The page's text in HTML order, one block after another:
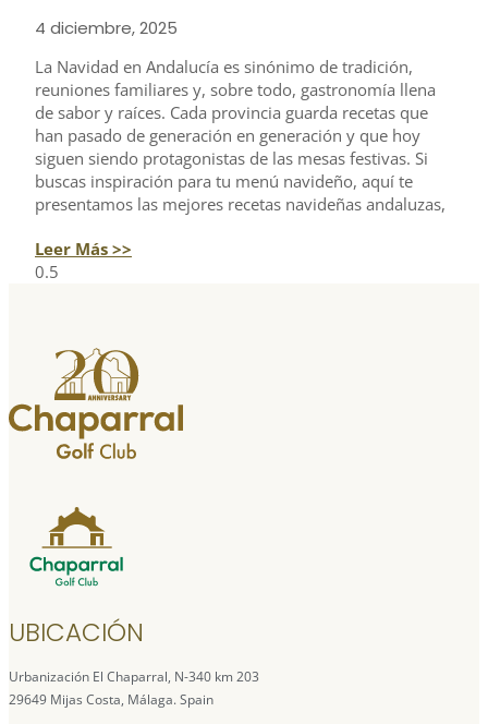
4 diciembre, 2025
La Navidad en Andalucía es sinónimo de tradición,
reuniones familiares y, sobre todo, gastronomía llena
de sabor y raíces. Cada provincia guarda recetas que
han pasado de generación en generación y que hoy
siguen siendo protagonistas de las mesas festivas. Si
buscas inspiración para tu menú navideño, aquí te
presentamos las mejores recetas navideñas andaluzas,
Leer Más >>
UBICACIÓN
Urbanización El Chaparral, N-340 km 203
29649 Mijas Costa, Málaga. Spain